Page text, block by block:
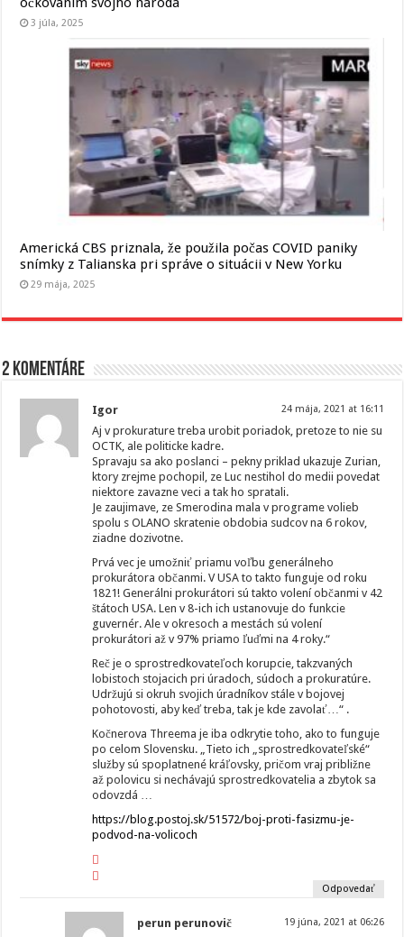
3 júla, 2025
Americká CBS priznala, že použila počas COVID paniky
snímky z Talianska pri správe o situácii v New Yorku
29 mája, 2025
2 komentáre
Igor 24 mája, 2021 at 16:11
Aj v prokurature treba urobit poriadok, pretoze to nie su
OCTK, ale politicke kadre.
Spravaju sa ako poslanci – pekny priklad ukazuje Zurian,
ktory zrejme pochopil, ze Luc nestihol do medii povedat
niektore zavazne veci a tak ho spratali.
Je zaujimave, ze Smerodina mala v programe volieb
spolu s OLANO skratenie obdobia sudcov na 6 rokov,
ziadne dozivotne.
Prvá vec je umožniť priamu voľbu generálneho
prokurátora občanmi. V USA to takto funguje od roku
1821! Generálni prokurátori sú takto volení občanmi v 42
štátoch USA. Len v 8-ich ich ustanovuje do funkcie
guvernér. Ale v okresoch a mestách sú volení
prokurátori až v 97% priamo ľuďmi na 4 roky.“
Reč je o sprostredkovateľoch korupcie, takzvaných
lobistoch stojacich pri úradoch, súdoch a prokuratúre.
Udržujú si okruh svojich úradníkov stále v bojovej
pohotovosti, aby keď treba, tak je kde zavolať…“ .
Kočnerova Threema je iba odkrytie toho, ako to funguje
po celom Slovensku. „Tieto ich „sprostredkovateľské“
služby sú spoplatnené kráľovsky, pričom vraj približne
až polovicu si nechávajú sprostredkovatelia a zbytok sa
odovzdá …
https://blog.postoj.sk/51572/boj-proti-fasizmu-je-
podvod-na-volicoch
Odpovedať
perun perunovič 19 júna, 2021 at 06:26